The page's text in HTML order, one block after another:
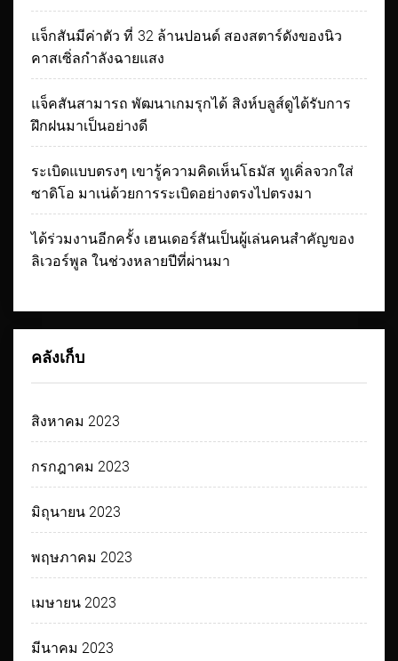
แจ็กสันมีค่าตัว ที่ 32 ล้านปอนด์ สองสตาร์ดังของนิว
คาสเซิ่ลกำลังฉายแสง
แจ็คสันสามารถ พัฒนาเกมรุกได้ สิงห์บลูส์ดูได้รับการ
ฝึกฝนมาเป็นอย่างดี
ระเบิดแบบตรงๆ เขารู้ความคิดเห็นโธมัส ทูเคิ่ลจวกใส่
ซาดิโอ มาเน่ด้วยการระเบิดอย่างตรงไปตรงมา
ได้ร่วมงานอีกครั้ง เฮนเดอร์สันเป็นผู้เล่นคนสำคัญของ
ลิเวอร์พูล ในช่วงหลายปีที่ผ่านมา
คลังเก็บ
สิงหาคม 2023
กรกฎาคม 2023
มิถุนายน 2023
พฤษภาคม 2023
เมษายน 2023
มีนาคม 2023